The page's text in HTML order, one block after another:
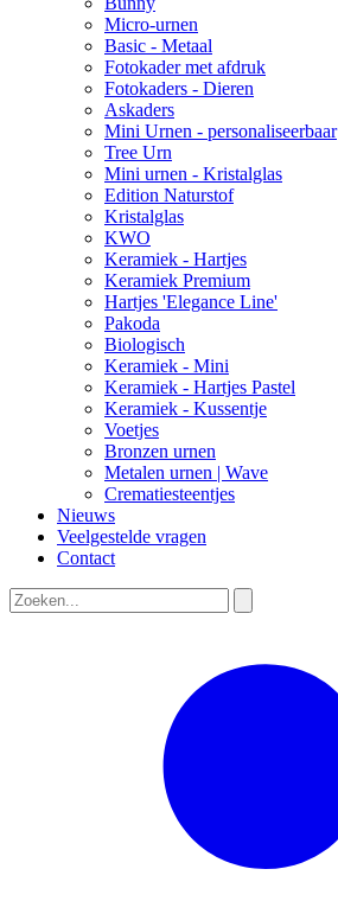
Micro-urnen
Basic - Metaal
Fotokader met afdruk
Fotokaders - Dieren
Askaders
Mini Urnen - personaliseerbaar
Tree Urn
Mini urnen - Kristalglas
Edition Naturstof
Kristalglas
KWO
Keramiek - Hartjes
Keramiek Premium
Hartjes 'Elegance Line'
Pakoda
Biologisch
Keramiek - Mini
Keramiek - Hartjes Pastel
Keramiek - Kussentje
Voetjes
Bronzen urnen
Metalen urnen | Wave
Crematiesteentjes
Nieuws
Veelgestelde vragen
Contact